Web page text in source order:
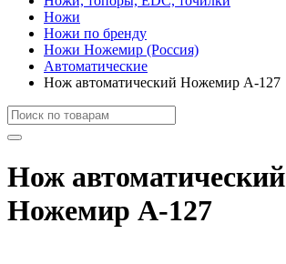
Ножи
Ножи по бренду
Ножи Ножемир (Россия)
Автоматические
Нож автоматический Ножемир A-127
Нож автоматический
Ножемир A-127